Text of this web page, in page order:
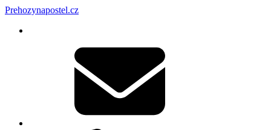
Prehozynapostel.cz